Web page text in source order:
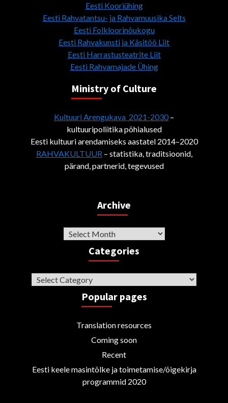
Eesti Kooriühing
Eesti Rahvatantsu- ja Rahvamuusika Selts
Eesti Folkloorinõukogu
Eesti Rahvakunsti ja Käsitöö Liit
Eesti Harrastusteatrite Liit
Eesti Rahvamajade Ühing
Ministry of Culture
Kultuuri Arengukava 2021-2030–
kultuuripoliitika põhialused
Eesti kultuuri arendamiseks aastatel 2014–2020
RAHVAKULTUUR– statistika, traditsioonid,
pärand, partnerid, tegevused
Archive
Archive
Categories
Categories
Popular pages
Translation resources
Coming soon
Recent
Eesti keele masintõlke ja toimetamise/õigekirja
programmid 2020